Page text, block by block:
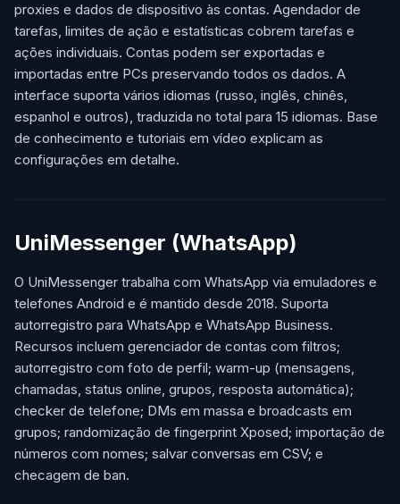
proxies e dados de dispositivo às contas. Agendador de
tarefas, limites de ação e estatísticas cobrem tarefas e
ações individuais. Contas podem ser exportadas e
importadas entre PCs preservando todos os dados. A
interface suporta vários idiomas (russo, inglês, chinês,
espanhol e outros), traduzida no total para 15 idiomas. Base
de conhecimento e tutoriais em vídeo explicam as
configurações em detalhe.
UniMessenger (WhatsApp)
O UniMessenger trabalha com WhatsApp via emuladores e
telefones Android e é mantido desde 2018. Suporta
autorregistro para WhatsApp e WhatsApp Business.
Recursos incluem gerenciador de contas com filtros;
autorregistro com foto de perfil; warm-up (mensagens,
chamadas, status online, grupos, resposta automática);
checker de telefone; DMs em massa e broadcasts em
grupos; randomização de fingerprint Xposed; importação de
números com nomes; salvar conversas em CSV; e
checagem de ban.